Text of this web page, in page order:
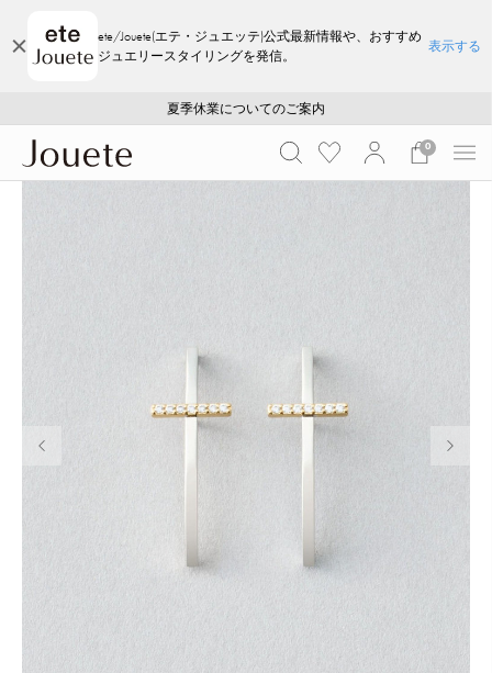
ete/Jouete(エテ・ジュエッテ)公式最新情報や、おすすめ
ジュエリースタイリングを発信。
表示する
採用のご案内
ご注文いただいたお品物のお届け状況について
夏季休業についてのご案内
WEB LIMITED ITEMS >>
採用のご案内
ご注文いただいたお品物のお届け状況について
0